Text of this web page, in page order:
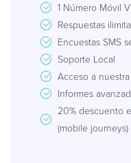
1 Número Móvil
Respuestas
Encuestas SMS
Soporte Local
Acceso a
Informes
20% descuento
(mobile journeys)